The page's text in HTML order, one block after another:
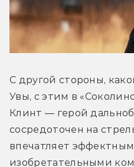
С другой стороны,
Увы, с этим в
Клинт — герой
сосредоточен на
впечатляет
изобретательными